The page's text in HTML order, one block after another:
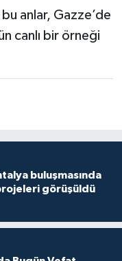
anlar, Gazze’de
canlı bir örneği
buluşmasında
görüşüldü